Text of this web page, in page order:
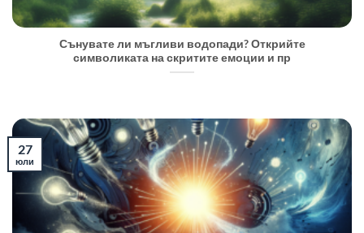
Сънувате ли мъгливи водопади? Открийте
символиката на скритите емоции и пр
27
юли